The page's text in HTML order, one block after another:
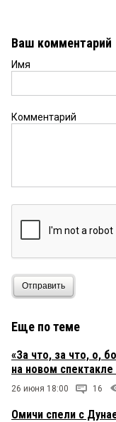
Ваш комментарий
Имя
Комментарий
Отправить
Еще по теме
«За что, за что, о,
на новом
26 июня 18:00 16
Омичи спели с